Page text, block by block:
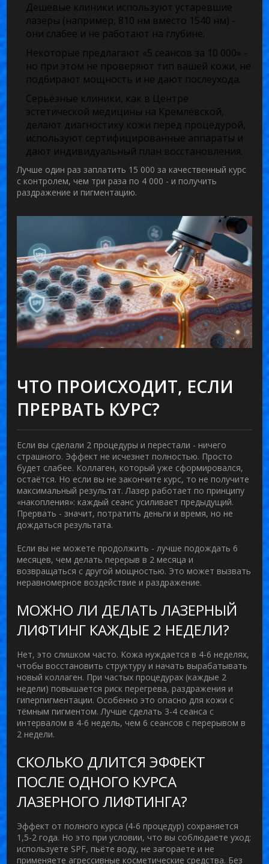
Дешёвые клиники используют устаревшие
лазеры (например, 810 нм вместо 1540 нм) -
они слабее и не работают на глубине.
Некоторые предлагают «5 сеансов за 10 000» -
но при этом не проверяют тип вашей кожи, не
подбирают мощность и не дают послеухода.
Серьёзные клиники, как в Центре
эстетической медицины на Кремлёвской,
делают диагностику кожи перед процедурой,
используют сертифицированные аппараты и
дают индивидуальный план восстановления.
Лучше один раз заплатить 15 000 за качественный курс
с контролем, чем три раза по 4 000 - и получить
раздражение и пигментацию.
ЧТО ПРОИСХОДИТ, ЕСЛИ
ПРЕРВАТЬ КУРС?
Если вы сделали 2 процедуры и перестали - ничего
страшного. Эффект не исчезнет полностью. Просто
будет слабее. Коллаген, который уже сформировался,
остаётся. Но если вы не закончите курс, то не получите
максимальный результат. Лазер работает по принципу
«накопления»: каждый сеанс усиливает предыдущий.
Прервать - значит, потратить деньги и время, но не
дождаться результата.
Если вы не можете продолжить - лучше подождать 6
месяцев, чем делать перерыв в 2 месяца и
возвращаться с другой мощностью. Это может вызвать
неравномерное воздействие и раздражение.
МОЖНО ЛИ ДЕЛАТЬ ЛАЗЕРНЫЙ
ЛИФТИНГ КАЖДЫЕ 2 НЕДЕЛИ?
Нет, это слишком часто. Кожа нуждается в 4-6 неделях,
чтобы восстановить структуру и начать вырабатывать
новый коллаген. При частых процедурах (каждые 2
недели) повышается риск перегрева, раздражения и
гиперпигментации. Особенно это опасно для кожи с
тёмным пигментом. Лучше сделать 3-4 сеанса с
интервалом в 4-6 недель, чем 6 сеансов с перерывом в
2 недели.
СКОЛЬКО ДЛИТСЯ ЭФФЕКТ
ПОСЛЕ ОДНОГО КУРСА
ЛАЗЕРНОГО ЛИФТИНГА?
Эффект от полного курса (4-6 процедур) сохраняется
1,5-2 года. Но это при условии, что вы соблюдаете уход:
используете SPF, пьёте воду, не загораете и не
применяете агрессивные косметические средства. Без